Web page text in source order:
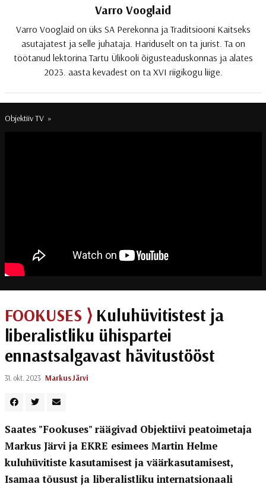
Varro Vooglaid
Varro Vooglaid on üks SA Perekonna ja Traditsiooni Kaitseks
asutajatest ja selle juhataja. Hariduselt on ta jurist. Ta on
töötanud lektorina Tartu Ülikooli õigusteaduskonnas ja alates
2023. aasta kevadest on ta XVI riigikogu liige.
Objektiiv TV»
FOOKUSES ⟩ Kuluhüvitistest ja
liberalistliku ühispartei
ennastsalgavast hävitustööst
31. okt. 2023 Markus Järvi
Saates "Fookuses" räägivad Objektiivi peatoimetaja
Markus Järvi ja EKRE esimees Martin Helme
kuluhüvitiste kasutamisest ja väärkasutamisest,
Isamaa tõusust ja liberalistliku internatsionaali